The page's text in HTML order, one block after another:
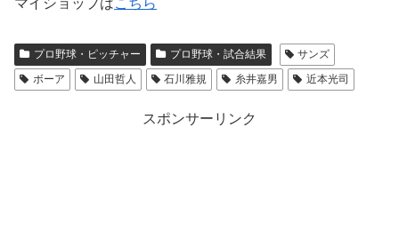
プロ野球・ピッチャー プロ野球・試合結果
サンズ
ボーア
山田哲人 石川雅規 糸井嘉男 近本光司
スポンサーリンク